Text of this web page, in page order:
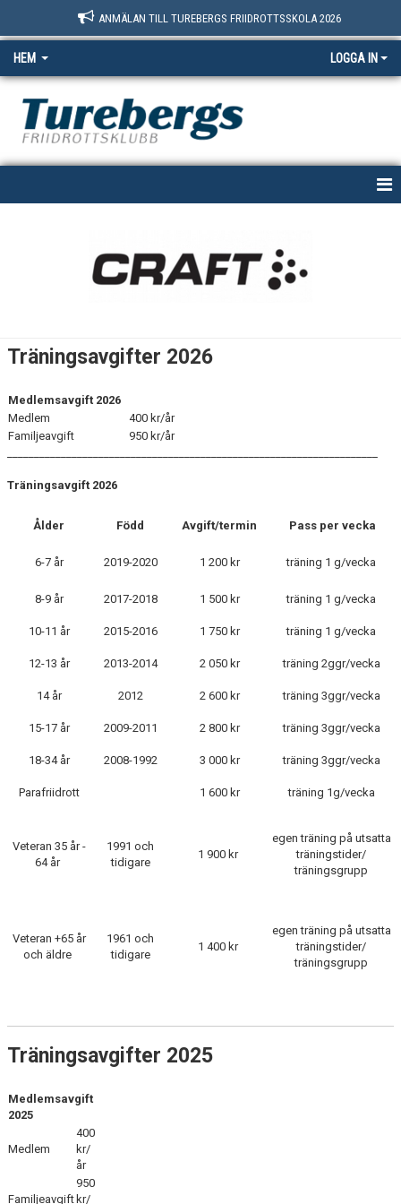
ANMÄLAN TILL TUREBERGS FRIIDROTTSSKOLA 2026
HEM LOGGA IN
MEDLEMSINFO
AVGIFTER
TUREBERGSKLÄDER
VÄRDEGRUND
DOKUMENT
SKADOR OCH REHAB
LOTTERI OCH FÖRSÄLJNING
STATISTIK & RESULTAT
KONTAKT
Träningsavgifter 2026
Medlemsavgift 2026
Medlem
400 kr/år
Familjeavgift
950 kr/år
Träningsavgift 2026
Ålder Född Avgift/termin Pass per vecka
6-7 år 2019-2020 1 200 kr träning 1 g/vecka
8-9 år 2017-2018 1 500 kr träning 1 g/vecka
10-11 år 2015-2016 1 750 kr träning 1 g/vecka
12-13 år 2013-2014 2 050 kr träning 2ggr/vecka
14 år 2012 2 600 kr träning 3ggr/vecka
15-17 år 2009-2011 2 800 kr träning 3ggr/vecka
18-34 år 2008-1992 3 000 kr träning 3ggr/vecka
Parafriidrott 1 600 kr träning 1g/vecka
Veteran 35 år -
64 år
1991 och
tidigare
1 900 kr
egen träning på utsatta
träningstider/
träningsgrupp
Veteran +65 år
och äldre
1961 och
tidigare
1 400 kr
egen träning på utsatta
träningstider/
träningsgrupp
Träningsavgifter 2025
Medlemsavgift
2025
Medlem
400
kr/
år
Familjeavgift
950
kr/